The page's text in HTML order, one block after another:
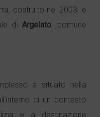
costruito nel 2003, e
diArgelato, comune
è situato nella
di un contesto
e a destinazione